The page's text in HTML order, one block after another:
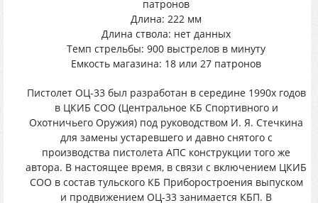
патронов
Длина: 222 мм
Длина ствола: нет данных
Темп стрельбы: 900 выстрелов в минуту
Емкость магазина: 18 или 27 патронов
Пистолет ОЦ-33 был разработан в середине 1990х годов
в ЦКИБ СОО (Центральное КБ Спортивного и
Охотничьего Оружия) под руководством И. Я. Стечкина
для замены устаревшего и давно снятого с
производства пистолета АПС конструкции того же
автора. В настоящее время, в связи с включением ЦКИБ
СОО в состав тульского КБ Приборостроения выпуском
и продвижением ОЦ-33 занимается КБП. В